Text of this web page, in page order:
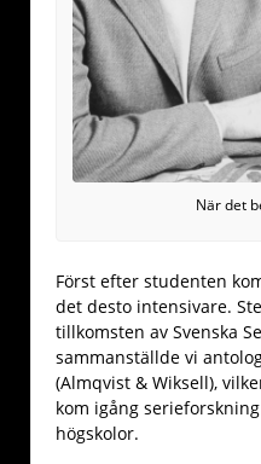
När det
Först efter studenten
det desto intensivare.
tillkomsten av Svenska
sammanställde vi
(Almqvist & Wiksell),
kom igång
högskolor.